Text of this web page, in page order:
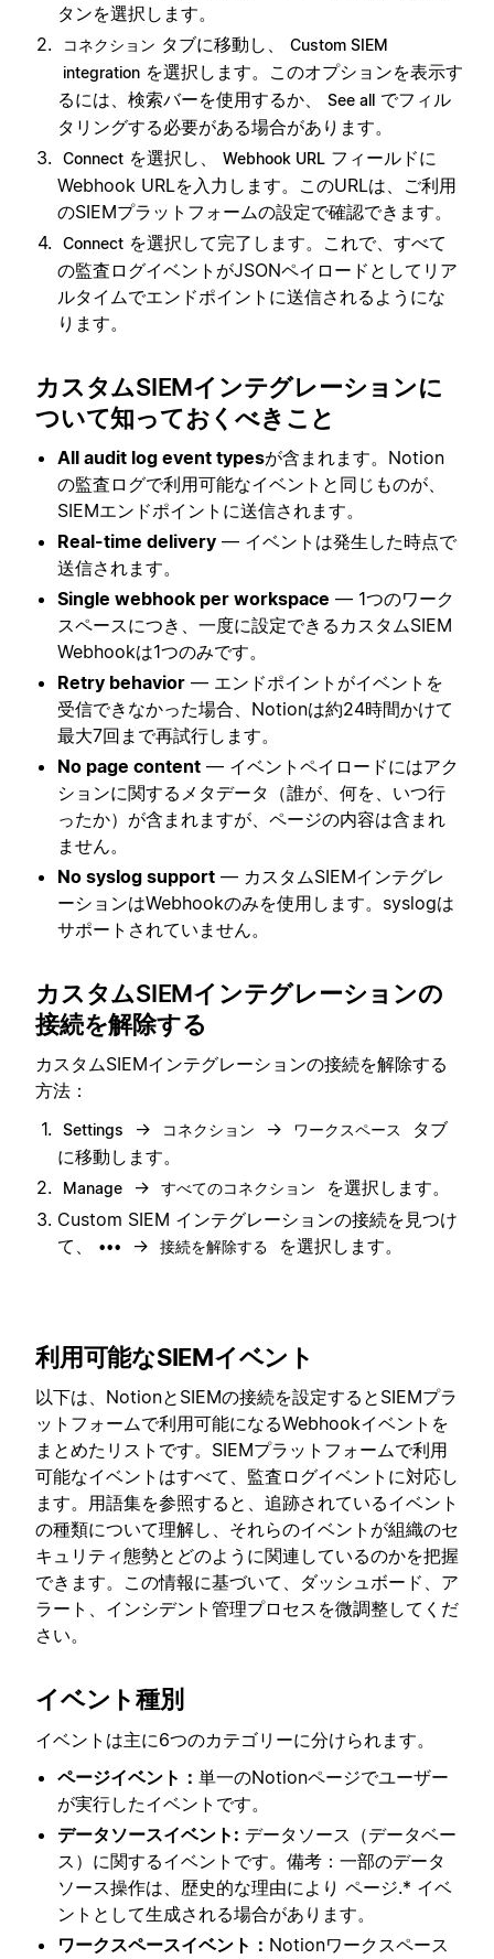
タンを選択します。
コネクション タブに移動し、
Custom SIEM
integration を選択します。このオプションを表示す
るには、検索バーを使用するか、
See all でフィル
タリングする必要がある場合があります。
Connect を選択し、 Webhook URL フィールドに
Webhook URLを入力します。このURLは、ご利用
のSIEMプラットフォームの設定で確認できます。
Connect を選択して完了します。これで、すべて
の監査ログイベントがJSONペイロードとしてリア
ルタイムでエンドポイントに送信されるようにな
ります。
カスタムSIEMインテグレーションに
ついて知っておくべきこと
All audit log event typesが含まれます。Notion
の監査ログで利用可能なイベントと同じものが、
SIEMエンドポイントに送信されます。
Real-time delivery — イベントは発生した時点で
送信されます。
Single webhook per workspace — 1つのワーク
スペースにつき、一度に設定できるカスタムSIEM
Webhookは1つのみです。
Retry behavior — エンドポイントがイベントを
受信できなかった場合、Notionは約24時間かけて
最大7回まで再試行します。
No page content — イベントペイロードにはアク
ションに関するメタデータ（誰が、何を、いつ行
ったか）が含まれますが、ページの内容は含まれ
ません。
No syslog support — カスタムSIEMインテグレ
ーションはWebhookのみを使用します。syslogは
サポートされていません。
カスタムSIEMインテグレーションの
接続を解除する
カスタムSIEMインテグレーションの接続を解除する
方法：
Settings → コネクション → ワークスペース
タブ
に移動します。
Manage → すべてのコネクション
を選択します。
Custom SIEM インテグレーションの接続を見つけ
て、
••• → 接続を解除する を選択します。
利用可能なSIEMイベント
以下は、NotionとSIEMの接続を設定するとSIEMプラ
ットフォームで利用可能になるWebhookイベントを
まとめたリストです。SIEMプラットフォームで利用
可能なイベントはすべて、監査ログイベントに対応し
ます。用語集を参照すると、追跡されているイベント
の種類について理解し、それらのイベントが組織のセ
キュリティ態勢とどのように関連しているのかを把握
できます。この情報に基づいて、ダッシュボード、ア
ラート、インシデント管理プロセスを微調整してくだ
さい。
イベント種別
イベントは主に6つのカテゴリーに分けられます。
ページイベント： 単一のNotionページでユーザー
が実行したイベントです。
データソースイベント: データソース（データベー
ス）に関するイベントです。備考：一部のデータ
ソース操作は、歴史的な理由により ページ.* イベ
ントとして生成される場合があります。
ワークスペースイベント： Notionワークスペース